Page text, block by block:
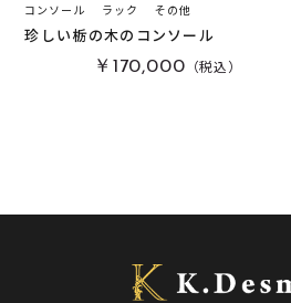
コンソール
ラック その他
珍しい栃の木のコンソール
￥170,000 （税込）